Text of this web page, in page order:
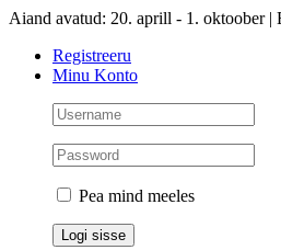
Skip
content
Aiand avatud: 20. aprill - 1. oktoober |
Registreeru
Minu Konto
Pea mind meeles